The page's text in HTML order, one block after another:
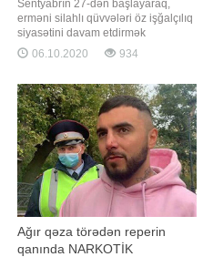
Sentyabrın 27-dən başlayaraq,
erməni silahlı qüvvələri öz işğalçılıq
siyasətini davam etdirmək
məqsədilə Azərbaycana qarşı
növbəti hərbi təxribata başlayıb. Bu
ordusu genişmiqyaslı əks-hücum
əməliyyatları həyata keçirir.
Azərbaycan Respublikasının Baş
Prokurorluğu tərəfində
06.10.2020 934
Ağır qəza törədən reperin
qanında NARKOTİK